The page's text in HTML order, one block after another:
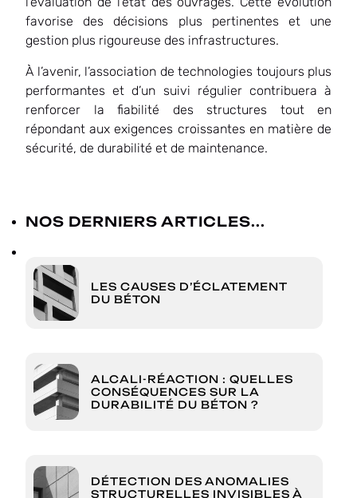
favorise des décisions plus pertinentes et une
gestion plus rigoureuse des infrastructures.
À l’avenir, l’association de technologies toujours plus
performantes et d’un suivi régulier contribuera à
renforcer la fiabilité des structures tout en
répondant aux exigences croissantes en matière de
sécurité, de durabilité et de maintenance.
NOS DERNIERS ARTICLES...
LES CAUSES D’ÉCLATEMENT
DU BÉTON
ALCALI-RÉACTION : QUELLES
CONSÉQUENCES SUR LA
DURABILITÉ DU BÉTON ?
DÉTECTION DES ANOMALIES
STRUCTURELLES INVISIBLES À